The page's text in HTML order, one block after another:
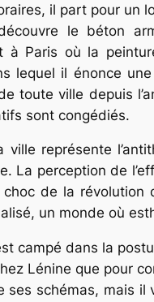
il part pour un
le béton
à Paris où la
lequel il énonce
toute ville depuis
sont congédiés.
ville représente
La perception de
de la révolution
un monde où
campé dans la
Lénine que pour
ses schémas, mais il